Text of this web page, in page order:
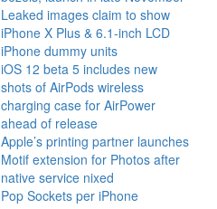
Leaked images claim to show
iPhone X Plus & 6.1-inch LCD
iPhone dummy units
iOS 12 beta 5 includes new
shots of AirPods wireless
charging case for AirPower
ahead of release
Apple’s printing partner launches
Motif extension for Photos after
native service nixed
Pop Sockets per iPhone